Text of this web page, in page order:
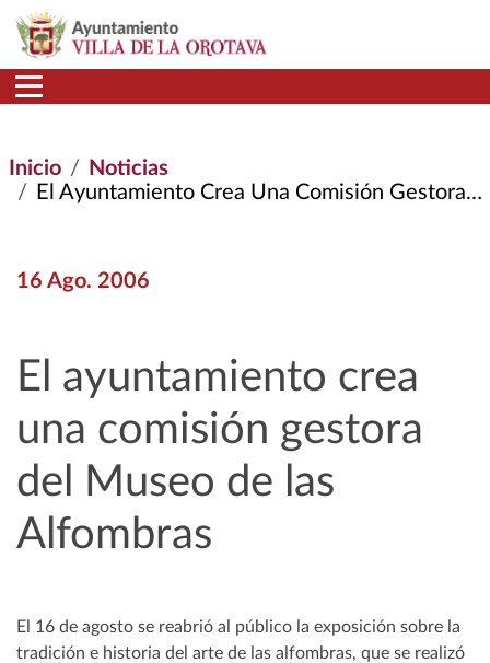
Pasar al contenido principal
Inicio
Noticias
El Ayuntamiento Crea Una Comisión Gestora del Museo de Las Alfombras
16 Ago. 2006
El ayuntamiento crea
una comisión gestora
del Museo de las
Alfombras
El 16 de agosto se reabrió al público la exposición sobre la
tradición e historia del arte de las alfombras, que se realizó